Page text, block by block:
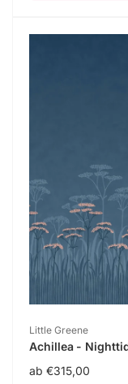
Anbieter:
Little Greene
Achillea -
Normaler
ab €315,00